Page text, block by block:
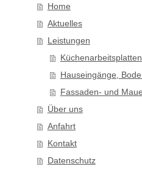
Home
Aktuelles
Leistungen
Küchenarbeitsplatten
Hauseingänge,
Fassaden- und
Über uns
Anfahrt
Kontakt
Datenschutz